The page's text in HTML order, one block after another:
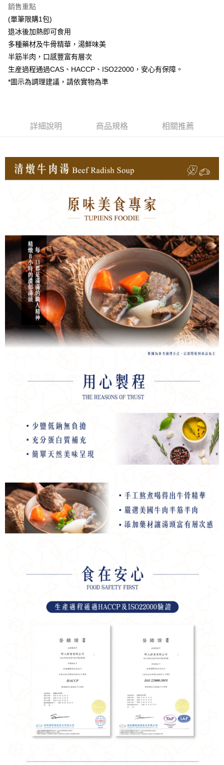
聯邦商業銀行
元大商業銀行
玉山商業銀行
台新國際商業銀行
台灣樂天信用卡公司
全盈+PAY
大哥付你分期
相關說明
【大哥付你分期使用說明】
1.本服務由台灣大哥大提供，台灣大哥大用戶可立即使用無須另外申請。
2.付款方式選擇「大哥付你分期」，訂單成立後會自動跳轉到大哥付的交易
流程，驗證手機門號後，選擇欲分期的期數、繳款截止日，確認付款後即完
消。如遇「轉專審核」未通過狀況，表示未達大哥付你分期系統評分，恕無
2.透過簡訊連結打開帳單後，可選擇「超商條碼／台灣大直營門市／銀行轉
1.本服務係由「台灣大哥大股份有限公司」（以下簡稱本公司）所提供，讓
用戶於交易時，得透過本服務購買商品或服務，並由商店將買賣／分期付款
買賣價金債權讓與本公司後，依約使用本公司帳單繳交帳款。
資料（包含姓名、電話或地址）提供予台灣大哥大進項蒐集、處理及利用，
由本公司與您本人進行分期帳單所需資料之確認、核對及更正。
3.完整用戶服務條款，請詳閱以下連結：https://oppay.tw/userRule
AFTEE先享後付
相關說明
２．便利：只要手機號碼，簡訊認證，即可結帳。
１．於結帳方式選擇「AFTEE先享後付」後，將跳轉至「AFTEE先享後付」
結帳頁面，進行簡訊認證並確認金額後，即可完成結帳。
２．訂單成立數日內，您將收到繳費通知簡訊。
ATM／網路銀行／等多元方式進行付款，方視為交易完成。
※ 請注意：結帳手續完成當下不需立刻繳費，但若您需要取消訂單，請聯絡
購買商品的店家。未經商家同意取消之訂單仍視為有效，需透過AFTEE先享
※ 交易是否成功請以「AFTEE先享後付 」之結帳頁面顯示為準，若有關於
是否繳費成功／繳費後需取消欲退款等相關疑問，請聯繫「AFTEE先享後付
客戶支援中心」https://netprotections.freshdesk.com/support/home
【注意事項】
１．透過由恩沛科技股份有限公司提供之「AFTEE先享後付」服務完成之交
易，需依本服務之必要範圍內提供個人資料，並將交易相關給付款項請求債
權轉讓予恩沛科技股份有限公司。
２．關於個人資料處理事宜，請瀏覽以下網址：
https://aftee.tw/terms/#terms3
３．未成年的使用者請事先徵得法定代理人或監護人之同意方可使用
「AFTEE先享後付」，若未經同意申辦者引起之損失，本公司不負相關責
任。
４．使用「AFTEE先享後付」時，將依據個別帳號之用戶狀況，依本公司即
５．嚴禁一人註冊多個帳號或使用他人資訊註冊。若發現惡意使用之情形，
恩沛科技股份有限公司將有權停止該用戶之使用額度並採取法律行動。
◆【7-11快速到店】《有材積限制，如有疑慮歡迎洽詢客服》
每筆NT$170，滿NT$1,299(含以上)免運費
每筆NT$150，滿NT$1,299(含以上)免運費
【離島地區冷凍宅配 (澎湖、金門、馬祖、小琉球、綠島)】
每筆NT$250，滿NT$2,000(含以上)免運費
冷凍宅配(貨到付款，僅限本島地區)
每筆NT$150，滿NT$2,000(含以上)免運費
銷售重點
(單筆限購1包)
退冰後加熱即可食用
多種藥材及牛骨精華，湯鮮味美
半筋半肉，口感豐富有層次
生産過程通過CAS、HACCP、ISO22000，安心有保障。
*圖示為調理建議，請依實物為準
詳細說明 商品規格 相關推薦